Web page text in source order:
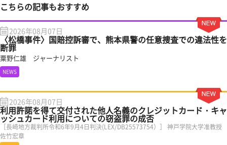
こちらの記事もおすすめ
2026年08月07日
〈松橋事件〉国賠控訴審で、熊本県警の任意捜査での違法性を
断罪
粟野仁雄 ジャーナリスト
NEWS
2026年08月07日
利用許諾を得て交付された他人名義のクレジットカード・キャ
ッシュカード利用についての窃盗罪の成否
［長崎地方裁判所令和6年9月4日判決(LEX/DB25573754）］ 神戸学院大学准教授
佐竹宏章